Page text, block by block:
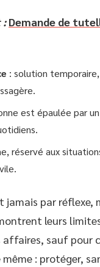
: Demande de
: solution
est épaulée par
réservé aux
jamais par réflexe,
leurs
affaires, sauf pour
: protéger,